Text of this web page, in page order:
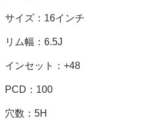
サイズ：16インチ
リム幅：6.5J
インセット：+48
PCD：100
穴数：5H